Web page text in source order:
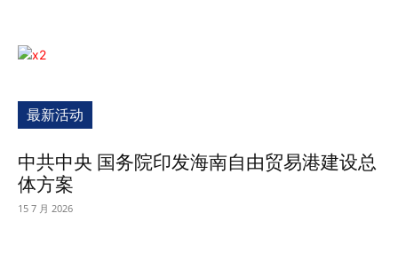
最新活动
中共中央 国务院印发海南自由贸易港建设总
体方案
15 7 月 2026